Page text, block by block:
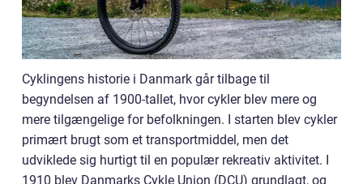
Cyklingens historie i Danmark går tilbage til
begyndelsen af 1900-tallet, hvor cykler blev mere og
mere tilgængelige for befolkningen. I starten blev cykler
primært brugt som et transportmiddel, men det
udviklede sig hurtigt til en populær rekreativ aktivitet. I
1910 blev Danmarks Cykle Union (DCU) grundlagt, og